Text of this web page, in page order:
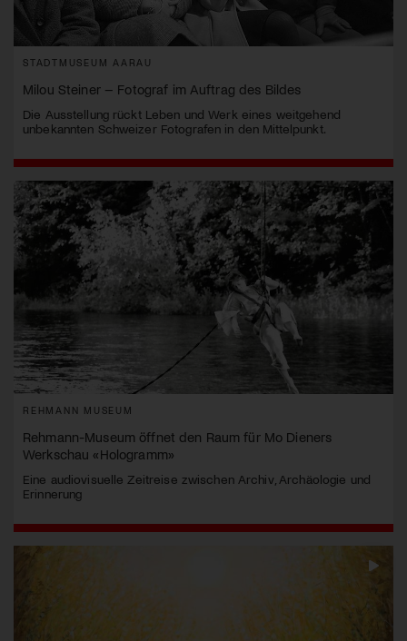
STADTMUSEUM AARAU
Milou Steiner – Fotograf im Auftrag des Bildes
Die Ausstellung rückt Leben und Werk eines weitgehend
unbekannten Schweizer Fotografen in den Mittelpunkt.
REHMANN MUSEUM
Rehmann-Museum öffnet den Raum für Mo Dieners
Werkschau «Hologramm»
Eine audiovisuelle Zeitreise zwischen Archiv, Archäologie und
Erinnerung